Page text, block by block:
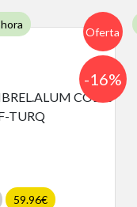
Oferta
59.96€
-16%